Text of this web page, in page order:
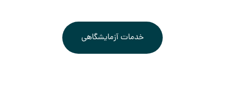
خدمات آزمایشگاهی